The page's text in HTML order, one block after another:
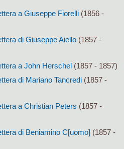
a Giuseppe Fiorelli (1856 -
di Giuseppe Aiello (1857 -
a John Herschel (1857 - 1857)
di Mariano Tancredi (1857 -
a Christian Peters (1857 -
di Beniamino C[uomo] (1857 -